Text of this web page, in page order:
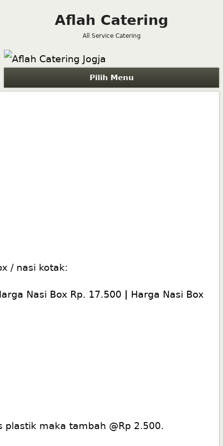
Aflah Catering
All Service Catering
Pilih Menu
/ nasi kotak:
Nasi Box Rp. 17.500 Harga Nasi Box
maka tambah @Rp 2.500.